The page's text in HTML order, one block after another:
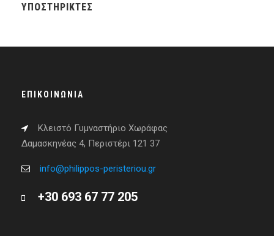
ΥΠΟΣΤΗΡΙΚΤΈΣ
ΕΠΙΚΟΙΝΩΝΊΑ
Κλειστό Γυμναστήριο Χωράφας
Δαμασκηνέας 4, Περιστέρι 121 37
info@philippos-peristeriou.gr
+30 693 67 77 205